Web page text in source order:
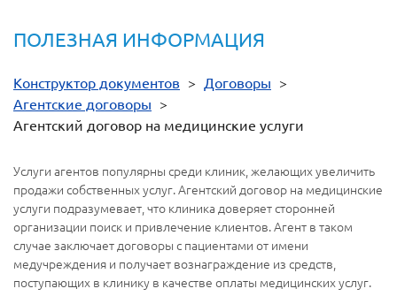
ПОЛЕЗНАЯ ИНФОРМАЦИЯ
Конструктор документов > Договоры >
Агентские договоры >
Агентский договор на медицинские услуги
Услуги агентов популярны среди клиник, желающих увеличить
продажи собственных услуг. Агентский договор на медицинские
услуги подразумевает, что клиника доверяет сторонней
организации поиск и привлечение клиентов. Агент в таком
случае заключает договоры с пациентами от имени
медучреждения и получает вознаграждение из средств,
поступающих в клинику в качестве оплаты медицинских услуг.